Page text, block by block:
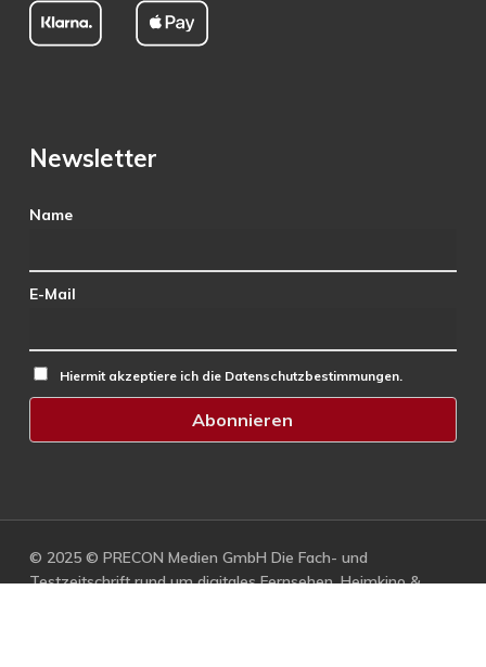
Newsletter
Name
E-Mail
Hiermit akzeptiere ich die Datenschutzbestimmungen.
© 2025 © PRECON Medien GmbH Die Fach- und
Testzeitschrift rund um digitales Fernsehen, Heimkino &